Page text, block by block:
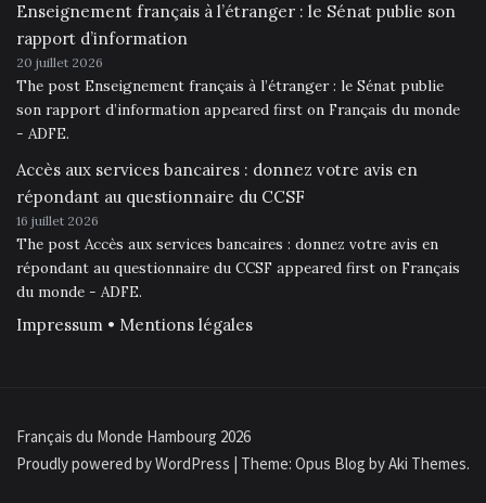
Enseignement français à l’étranger : le Sénat publie son
rapport d’information
20 juillet 2026
The post Enseignement français à l’étranger : le Sénat publie
son rapport d’information appeared first on Français du monde
- ADFE.
Accès aux services bancaires : donnez votre avis en
répondant au questionnaire du CCSF
16 juillet 2026
The post Accès aux services bancaires : donnez votre avis en
répondant au questionnaire du CCSF appeared first on Français
du monde - ADFE.
Impressum • Mentions légales
Français du Monde Hambourg 2026
Proudly powered by WordPress | Theme: Opus Blog byAki Themes.